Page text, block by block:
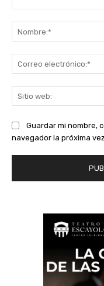
Guardar mi nombre,
navegador la próxima